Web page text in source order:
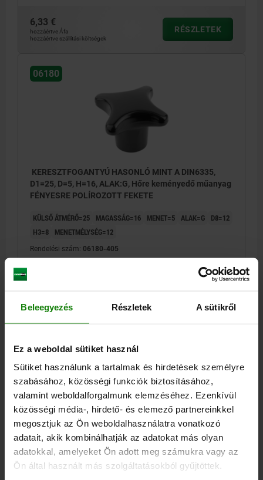
Beleegyezés Részletek A sütikről
Ez a weboldal sütiket használ
Sütiket használunk a tartalmak és hirdetések személyre
szabásához, közösségi funkciók biztosításához,
valamint weboldalforgalmunk elemzéséhez. Ezenkívül
közösségi média-, hirdető- és elemező partnereinkkel
megosztjuk az Ön weboldalhasználatra vonatkozó
adatait, akik kombinálhatják az adatokat más olyan
adatokkal, amelyeket Ön adott meg számukra vagy az
Ön által használt más szolgáltatásokból gyűjtöttek.
6,33 €
hozzáértve Áfa
hozzáértve szállítási költségek
RÉSZLETEK
06180
KERESZTFOGANTYÚ HASONLÓ MINT A DIN6335,
D1=25, D=5, H=16, ALAK:G, Hőre keményedő műanyag
FÉNYESRE POLÍROZOTT FEKETE
KÜLSŐ ÁTMÉRŐ=25 MAGASSÁG=16 MENET=5 ALAK=G
D8=12
H3=8
MENETMÉLYSÉG=12
Rendelési szám: 06180-405
KERESZTFOGANTYÚ HASONLÓ MINT A DIN6335,
D1=32, D=6, H=20, ALAK:G, Hőre keményedő műanyag
FÉNYESRE POLÍROZOTT FEKETE
MAGASSÁG=20 ALAK=G